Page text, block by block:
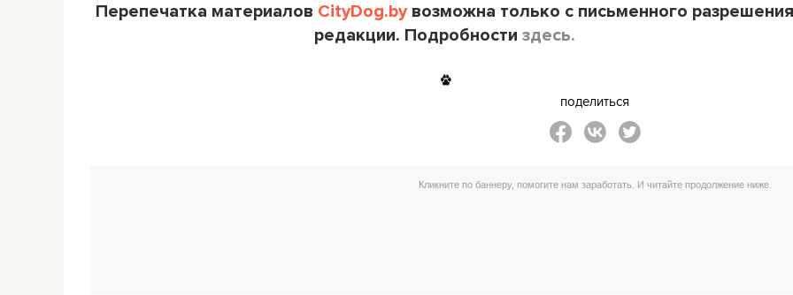
Перепечатка материалов CityDog.byвозможна только с письменного разрешения
редакции. Подробности здесь.
поделиться